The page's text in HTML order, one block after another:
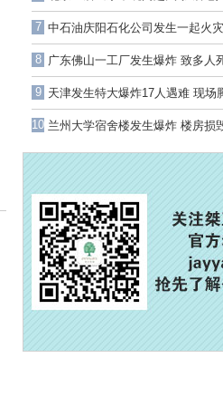
7 中石油庆阳石化公司发生一起火
致1死4伤2人失联
8 广东佛山一工厂发生爆炸 致多人
9 天津发生特大爆炸17人遇难 现场
云
10 兰州大学宿舍楼发生爆炸 楼房损